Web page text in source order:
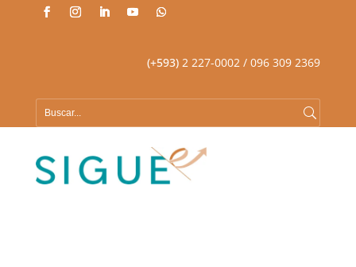
(+593)2 227-0002 / 096 309 2369